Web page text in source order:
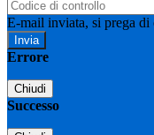
E-mail inviata, si prega di
Errore
Chiudi
Successo